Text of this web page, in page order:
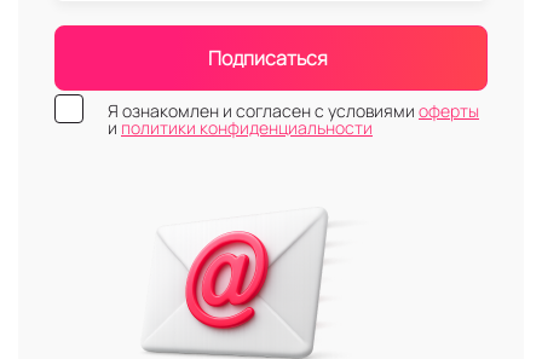
Подписаться
Я ознакомлен и согласен с условиями оферты
и политики конфиденциальности